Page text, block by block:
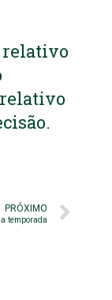
relativo
relativo
PRÓXIMO
temporada